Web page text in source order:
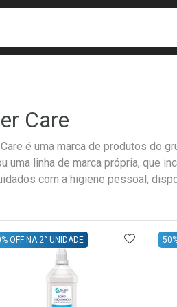
Care
é uma marca de produtos do
uma linha de marca própria, que
com a higiene pessoal,
OFF NA 2° UNIDADE